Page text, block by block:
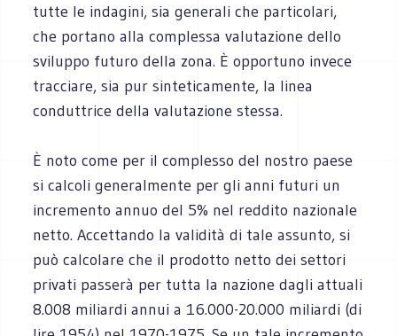
tutte le indagini, sia generali che particolari,
che portano alla complessa valutazione dello
sviluppo futuro della zona. È opportuno invece
tracciare, sia pur sinteticamente, la linea
conduttrice della valutazione stessa.
È noto come per il complesso del nostro paese
si calcoli generalmente per gli anni futuri un
incremento annuo del 5% nel reddito nazionale
netto. Accettando la validità di tale assunto, si
può calcolare che il prodotto netto dei settori
privati passerà per tutta la nazione dagli attuali
8.008 miliardi annui a 16.000-20.000 miliardi (di